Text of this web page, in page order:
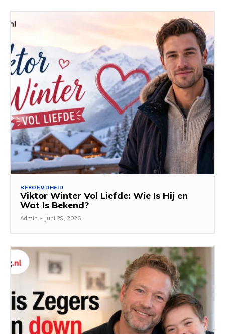
BEROEMDHEID
Viktor Winter Vol Liefde: Wie Is Hij en
Wat Is Bekend?
Admin - juni 29, 2026